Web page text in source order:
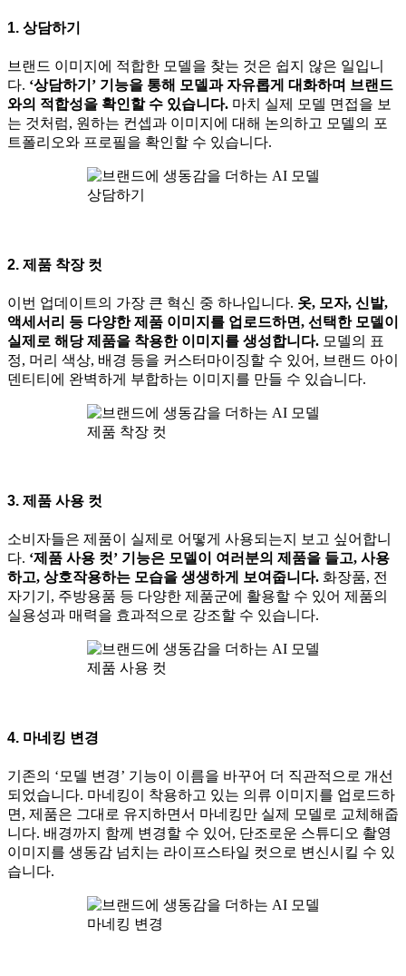
1. 상담하기
브랜드 이미지에 적합한 모델을 찾는 것은 쉽지 않은 일입니
다. ‘상담하기’ 기능을 통해 모델과 자유롭게 대화하며 브랜드
와의 적합성을 확인할 수 있습니다. 마치 실제 모델 면접을 보
는 것처럼, 원하는 컨셉과 이미지에 대해 논의하고 모델의 포
트폴리오와 프로필을 확인할 수 있습니다.
상담하기
2. 제품 착장 컷
이번 업데이트의 가장 큰 혁신 중 하나입니다. 옷, 모자, 신발,
액세서리 등 다양한 제품 이미지를 업로드하면, 선택한 모델이
실제로 해당 제품을 착용한 이미지를 생성합니다. 모델의 표
정, 머리 색상, 배경 등을 커스터마이징할 수 있어, 브랜드 아이
덴티티에 완벽하게 부합하는 이미지를 만들 수 있습니다.
제품 착장 컷
3. 제품 사용 컷
소비자들은 제품이 실제로 어떻게 사용되는지 보고 싶어합니
다. ‘제품 사용 컷’ 기능은 모델이 여러분의 제품을 들고, 사용
하고, 상호작용하는 모습을 생생하게 보여줍니다. 화장품, 전
자기기, 주방용품 등 다양한 제품군에 활용할 수 있어 제품의
실용성과 매력을 효과적으로 강조할 수 있습니다.
제품 사용 컷
4. 마네킹 변경
기존의 ‘모델 변경’ 기능이 이름을 바꾸어 더 직관적으로 개선
되었습니다. 마네킹이 착용하고 있는 의류 이미지를 업로드하
면, 제품은 그대로 유지하면서 마네킹만 실제 모델로 교체해줍
니다. 배경까지 함께 변경할 수 있어, 단조로운 스튜디오 촬영
이미지를 생동감 넘치는 라이프스타일 컷으로 변신시킬 수 있
습니다.
마네킹 변경